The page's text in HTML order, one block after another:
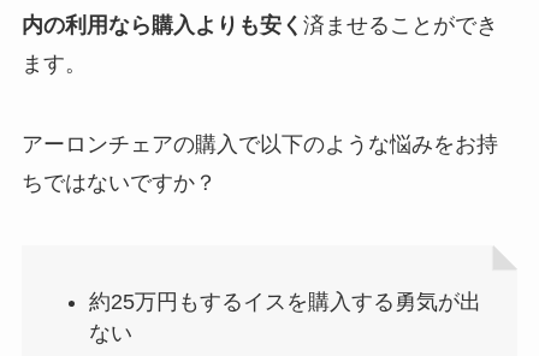
内の利用なら購入よりも安く 済ませることができ
ます。
アーロンチェアの購入で以下のような悩みをお持
ちではないですか？
約25万円もするイスを購入する勇気が出
ない